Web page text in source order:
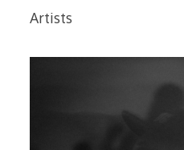
Artists